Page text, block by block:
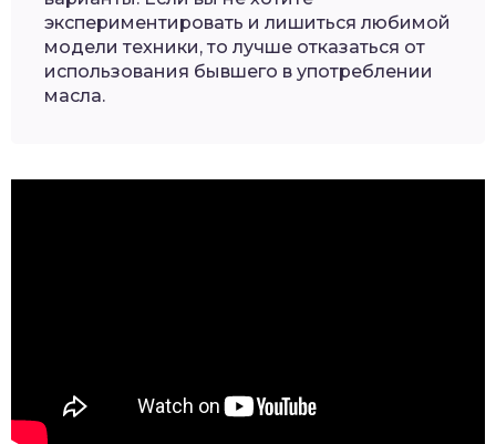
экспериментировать и лишиться любимой
модели техники, то лучше отказаться от
использования бывшего в употреблении
масла.